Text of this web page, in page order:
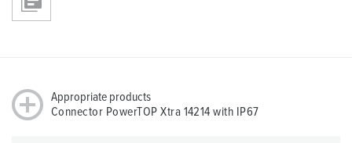
Appropriate products
Connector PowerTOP Xtra 14214 with IP67